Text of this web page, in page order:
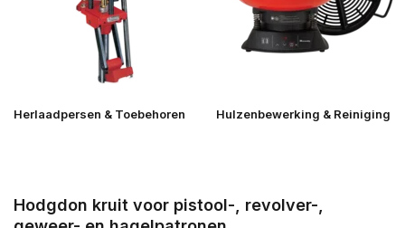
Herlaadpersen & Toebehoren Hulzenbewerking & Reiniging
Hodgdon kruit voor pistool-, revolver-,